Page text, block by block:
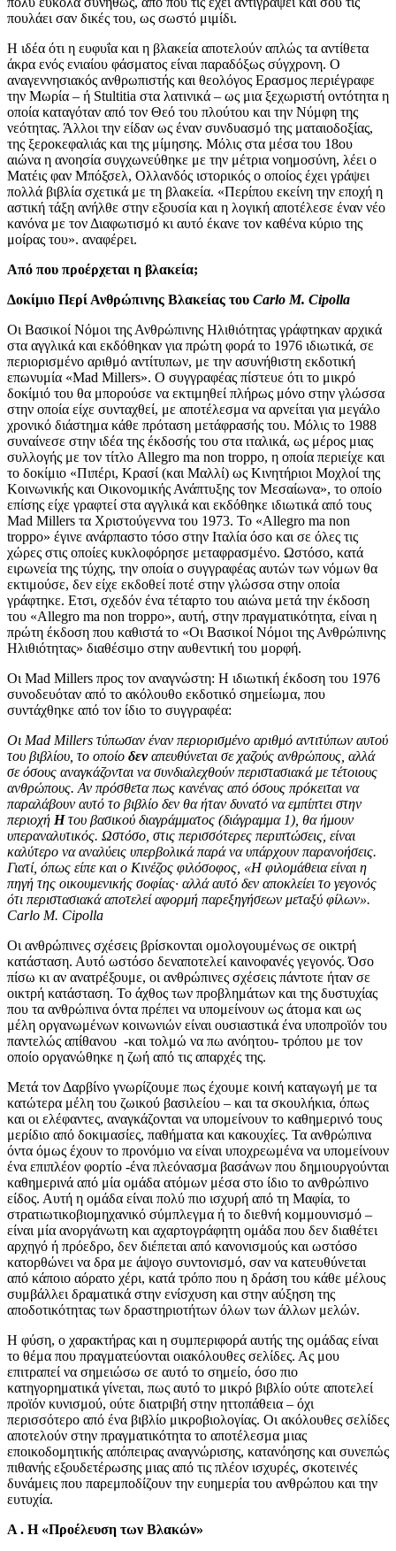
πουλάει σαν δικές του, ως σωστό μιμίδι.
Η ιδέα ότι η ευφυΐα και η βλακεία αποτελούν απλώς τα αντίθετα
άκρα ενός ενιαίου φάσματος είναι παραδόξως σύγχρονη. Ο
αναγεννησιακός ανθρωπιστής και θεολόγος Ερασμος περιέγραφε
την Μωρία – ή Stultitia στα λατινικά – ως μια ξεχωριστή οντότητα η
οποία καταγόταν από τον Θεό του πλούτου και την Νύμφη της
νεότητας. Άλλοι την είδαν ως έναν συνδυασμό της ματαιοδοξίας,
της ξεροκεφαλιάς και της μίμησης. Μόλις στα μέσα του 18ου
αιώνα η ανοησία συγχωνεύθηκε με την μέτρια νοημοσύνη, λέει ο
Ματέις φαν Μπόξσελ, Ολλανδός ιστορικός ο οποίος έχει γράψει
πολλά βιβλία σχετικά με τη βλακεία. «Περίπου εκείνη την εποχή η
αστική τάξη ανήλθε στην εξουσία και η λογική αποτέλεσε έναν νέο
κανόνα με τον Διαφωτισμό κι αυτό έκανε τον καθένα κύριο της
μοίρας του». αναφέρει.
Από που προέρχεται η βλακεία;
Δοκίμιο Περί Ανθρώπινης Βλακείας του Carlo M. Cipolla
Οι Βασικοί Νόμοι της Ανθρώπινης Ηλιθιότητας γράφτηκαν αρχικά
στα αγγλικά και εκδόθηκαν για πρώτη φορά το 1976 ιδιωτικά, σε
περιορισμένο αριθμό αντίτυπων, με την ασυνήθιστη εκδοτική
επωνυμία «Mad Millers». Ο συγγραφέας πίστευε ότι το μικρό
δοκίμιό του θα μπορούσε να εκτιμηθεί πλήρως μόνο στην γλώσσα
στην οποία είχε συνταχθεί, με αποτέλεσμα να αρνείται για μεγάλο
χρονικό διάστημα κάθε πρόταση μετάφρασής του. Μόλις το 1988
συναίνεσε στην ιδέα της έκδοσής του στα ιταλικά, ως μέρος μιας
συλλογής με τον τίτλο Allegro ma non troppo, η οποία περιείχε και
το δοκίμιο «Πιπέρι, Κρασί (και Μαλλί) ως Κινητήριοι Μοχλοί της
Κοινωνικής και Οικονομικής Ανάπτυξης τον Μεσαίωνα», το οποίο
επίσης είχε γραφτεί στα αγγλικά και εκδόθηκε ιδιωτικά από τους
Mad Millers τα Χριστούγεννα του 1973. To «Allegro ma non
troppo» έγινε ανάρπαστο τόσο στην Ιταλία όσο και σε όλες τις
χώρες στις οποίες κυκλοφόρησε μεταφρασμένο. Ωστόσο, κατά
ειρωνεία της τύχης, την οποία ο συγγραφέας αυτών των νόμων θα
εκτιμούσε, δεν είχε εκδοθεί ποτέ στην γλώσσα στην οποία
γράφτηκε. Ετσι, σχεδόν ένα τέταρτο του αιώνα μετά την έκδοση
του «Allegro ma non troppo», αυτή, στην πραγματικότητα, είναι η
πρώτη έκδοση που καθιστά το «Οι Βασικοί Νόμοι της Ανθρώπινης
Ηλιθιότητας» διαθέσιμο στην αυθεντική του μορφή.
Οι Mad Millers προς τον αναγνώστη: Η ιδιωτική έκδοση του 1976
συνοδευόταν από το ακόλουθο εκδοτικό σημείωμα, που
συντάχθηκε από τον ίδιο το συγγραφέα:
Οι Mad Millers τύπωσαν έναν περιορισμένο αριθμό αντιτύπων αυτού
του βιβλίου, το οποίο δεναπευθύνεται σε χαζούς ανθρώπους, αλλά
σε όσους αναγκάζονται να συνδιαλεχθούν περιστασιακά με τέτοιους
ανθρώπους. Αν πρόσθετα πως κανένας από όσους πρόκειται να
παραλάβουν αυτό το βιβλίο δεν θα ήταν δυνατό να εμπίπτει στην
περιοχή Ητου βασικού διαγράμματος (διάγραμμα 1), θα ήμουν
υπεραναλυτικός. Ωστόσο, στις περισσότερες περιπτώσεις, είναι
καλύτερο να αναλύεις υπερβολικά παρά να υπάρχουν παρανοήσεις.
Γιατί, όπως είπε και ο Κινέζος φιλόσοφος, «Η φιλομάθεια είναι η
πηγή της οικουμενικής σοφίας· αλλά αυτό δεν αποκλείει το γεγονός
ότι περιστασιακά αποτελεί αφορμή παρεξηγήσεων μεταξύ φίλων».
Carlo M. Cipolla
Οι ανθρώπινες σχέσεις βρίσκονται ομολογουμένως σε οικτρή
κατάσταση. Αυτό ωστόσο δεναποτελεί καινοφανές γεγονός. Όσο
πίσω κι αν ανατρέξουμε, οι ανθρώπινες σχέσεις πάντοτε ήταν σε
οικτρή κατάσταση. Το άχθος των προβλημάτων και της δυστυχίας
που τα ανθρώπινα όντα πρέπει να υπομείνουν ως άτομα και ως
μέλη οργανωμένων κοινωνιών είναι ουσιαστικά ένα υποπροϊόν του
παντελώς απίθανου -και τολμώ να πω ανόητου- τρόπου με τον
οποίο οργανώθηκε η ζωή από τις απαρχές της.
Μετά τον Δαρβίνο γνωρίζουμε πως έχουμε κοινή καταγωγή με τα
κατώτερα μέλη του ζωικού βασιλείου – και τα σκουλήκια, όπως
και οι ελέφαντες, αναγκάζονται να υπομείνουν το καθημερινό τους
μερίδιο από δοκιμασίες, παθήματα και κακουχίες. Τα ανθρώπινα
όντα όμως έχουν το προνόμιο να είναι υποχρεωμένα να υπομείνουν
ένα επιπλέον φορτίο -ένα πλεόνασμα βασάνων που δημιουργούνται
καθημερινά από μία ομάδα ατόμων μέσα στο ίδιο το ανθρώπινο
είδος. Αυτή η ομάδα είναι πολύ πιο ισχυρή από τη Μαφία, το
στρατιωτικοβιομηχανικό σύμπλεγμα ή το διεθνή κομμουνισμό –
είναι μία ανοργάνωτη και αχαρτογράφητη ομάδα που δεν διαθέτει
αρχηγό ή πρόεδρο, δεν διέπεται από κανονισμούς και ωστόσο
κατορθώνει να δρα με άψογο συντονισμό, σαν να κατευθύνεται
από κάποιο αόρατο χέρι, κατά τρόπο που η δράση του κάθε μέλους
συμβάλλει δραματικά στην ενίσχυση και στην αύξηση της
αποδοτικότητας των δραστηριοτήτων όλων των άλλων μελών.
Η φύση, ο χαρακτήρας και η συμπεριφορά αυτής της ομάδας είναι
το θέμα που πραγματεύονται οιακόλουθες σελίδες. Ας μου
επιτραπεί να σημειώσω σε αυτό το σημείο, όσο πιο
κατηγορηματικά γίνεται, πως αυτό το μικρό βιβλίο ούτε αποτελεί
προϊόν κυνισμού, ούτε διατριβή στην ηττοπάθεια – όχι
περισσότερο από ένα βιβλίο μικροβιολογίας. Οι ακόλουθες σελίδες
αποτελούν στην πραγματικότητα το αποτέλεσμα μιας
εποικοδομητικής απόπειρας αναγνώρισης, κατανόησης και συνεπώς
πιθανής εξουδετέρωσης μιας από τις πλέον ισχυρές, σκοτεινές
δυνάμεις που παρεμποδίζουν την ευημερία του ανθρώπου και την
ευτυχία.
Α . Η «Προέλευση των Βλακών»